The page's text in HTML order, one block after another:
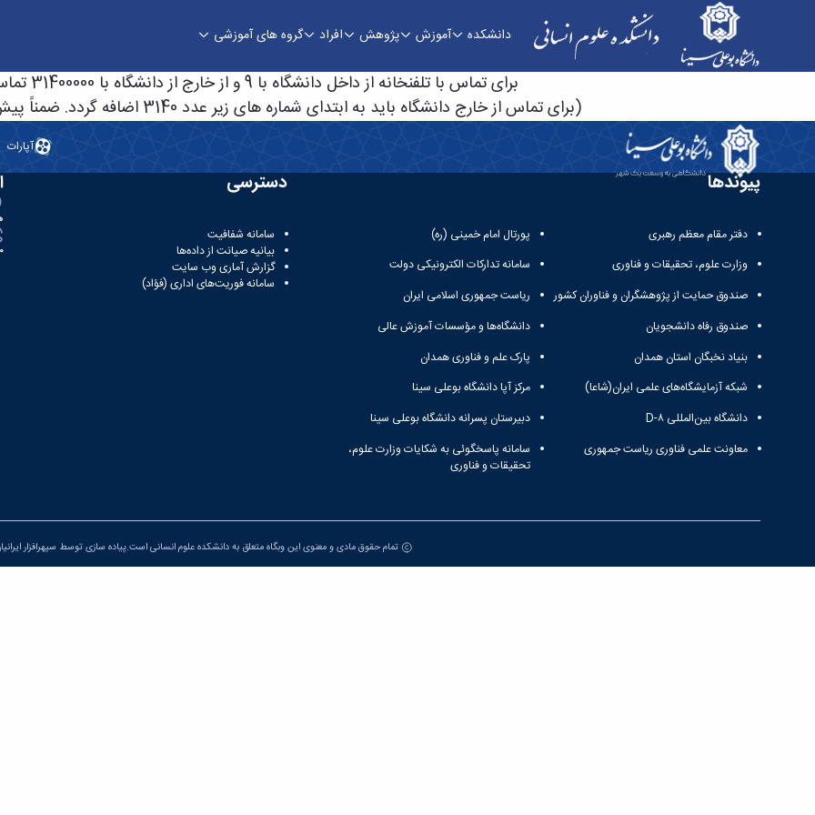
دانشکده آموزش پژوهش افراد گروه های آموزشی
توضیحات تکمیلی دفترچه تلفن - دانشکده علوم انسانی
برای تماس با تلفنخانه از داخل دانشگاه با 9 و از خارج از دانشگاه با 31400000 تماس حاصل فرمایید.
(برای تماس از خارج دانشگاه باید به ابتدای شماره های زیر عدد 3140 اضافه گردد. ضمناً پیش کد شهر همدان 081 است)
آپارات
پیوندها
دفتر مقام معظم رهبری
وزارت علوم، تحقیقات و فناوری
صندوق حمایت از پژوهشگران و فناوران کشور
صندوق رفاه دانشجویان
بنیاد نخبگان استان همدان
شبکه آزمایشگاه‌های علمی ایران(شاعا)
دانشگاه بین‌المللی D-۸
معاونت علمی فناوری ریاست جمهوری
پورتال امام خمینی (ره)
سامانه تدارکات الکترونیکی دولت
ریاست جمهوری اسلامی ایران
دانشگاه‌ها و مؤسسات آموزش عالی
پارک علم و فناوری همدان
مرکز آپا دانشگاه بوعلی سینا
دبیرستان پسرانه دانشگاه بوعلی سینا
سامانه پاسخگوئی به شکایات وزارت علوم،
تحقیقات و فناوری
دسترسی
سامانه شفافیت
بیانیه صیانت از داده‌ها
گزارش آماری وب‌ سایت
سامانه فوریت‌های اداری (فؤاد)
تمام حقوق مادی و معنوی این وبگاه متعلق به دانشکده علوم انسانی است.پیاده سازی توسط سپهرافزار